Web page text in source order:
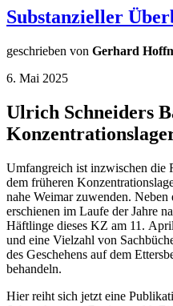
Substanzieller
geschrieben von Gerhard
6. Mai 2025
Ulrich Schneiders
Umfangreich ist inzwischen die
dem früheren
nahe Weimar zuwenden. Neben
erschienen im Laufe der Jahre
Häftlinge dieses KZ am 11.
und eine Vielzahl von
des Geschehens auf dem
behandeln.
Hier reiht sich jetzt eine